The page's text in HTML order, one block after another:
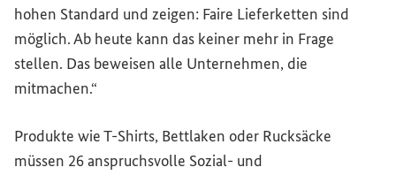
hohen Standard und zeigen: Faire Lieferketten sind
möglich. Ab heute kann das keiner mehr in Frage
stellen. Das beweisen alle Unternehmen, die
mitmachen.“
Produkte wie T-Shirts, Bettlaken oder Rucksäcke
müssen 26 anspruchsvolle Sozial- und